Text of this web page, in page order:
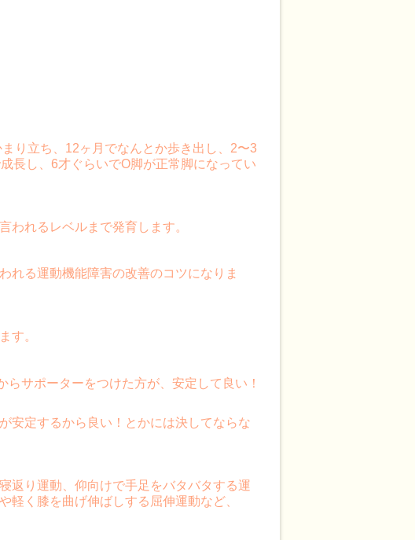
り立ち、12ヶ月でなんとか歩き出し、2〜3
長し、6才ぐらいでO脚が正常脚になってい
われるレベルまで発育します。
れる運動機能障害の改善のコツになりま
す。
サポーターをつけた方が、安定して良い！
安定するから良い！とかには決してならな
返り運動、仰向けで手足をバタバタする運
軽く膝を曲げ伸ばしする屈伸運動など、